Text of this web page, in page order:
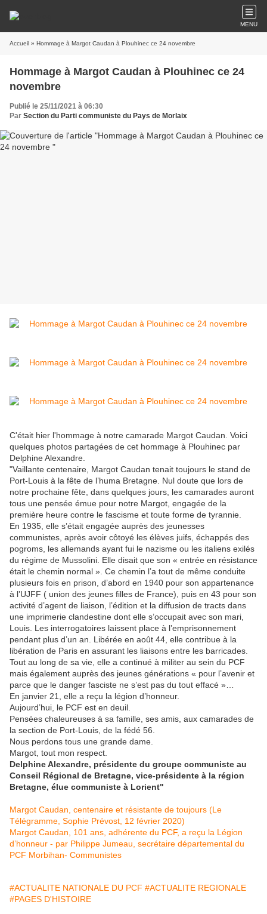
MENU
Accueil » Hommage à Margot Caudan à Plouhinec ce 24 novembre
Hommage à Margot Caudan à Plouhinec ce 24
novembre
Publié le 25/11/2021 à 06:30
Par Section du Parti communiste du Pays de Morlaix
C'était hier l'hommage à notre camarade Margot Caudan. Voici
quelques photos partagées de cet hommage à Plouhinec par
Delphine Alexandre.
"Vaillante centenaire, Margot Caudan tenait toujours le stand de
Port-Louis à la fête de l’huma Bretagne. Nul doute que lors de
notre prochaine fête, dans quelques jours, les camarades auront
tous une pensée émue pour notre Margot, engagée de la
première heure contre le fascisme et toute forme de tyrannie.
En 1935, elle s’était engagée auprès des jeunesses
communistes, après avoir côtoyé les élèves juifs, échappés des
pogroms, les allemands ayant fui le nazisme ou les italiens exilés
du régime de Mussolini. Elle disait que son « entrée en résistance
était le chemin normal ». Ce chemin l’a tout de même conduite
plusieurs fois en prison, d’abord en 1940 pour son appartenance
à l’UJFF ( union des jeunes filles de France), puis en 43 pour son
activité d’agent de liaison, l’édition et la diffusion de tracts dans
une imprimerie clandestine dont elle s’occupait avec son mari,
Louis. Les interrogatoires laissent place à l’emprisonnement
pendant plus d’un an. Libérée en août 44, elle contribue à la
libération de Paris en assurant les liaisons entre les barricades.
Tout au long de sa vie, elle a continué à militer au sein du PCF
mais également auprès des jeunes générations « pour l’avenir et
parce que le danger fasciste ne s’est pas du tout effacé »…
En janvier 21, elle a reçu la légion d’honneur.
Aujourd’hui, le PCF est en deuil.
Pensées chaleureuses à sa famille, ses amis, aux camarades de
la section de Port-Louis, de la fédé 56.
Nous perdons tous une grande dame.
Margot, tout mon respect.
Delphine Alexandre, présidente du groupe communiste au
Conseil Régional de Bretagne, vice-présidente à la région
Bretagne, élue communiste à Lorient"
Margot Caudan, centenaire et résistante de toujours (Le
Télégramme, Sophie Prévost, 12 février 2020)
Margot Caudan, 101 ans, adhérente du PCF, a reçu la Légion
d’honneur - par Philippe Jumeau, secrétaire départemental du
PCF Morbihan- Communistes
#ACTUALITE NATIONALE DU PCF #ACTUALITE REGIONALE
#PAGES D'HISTOIRE